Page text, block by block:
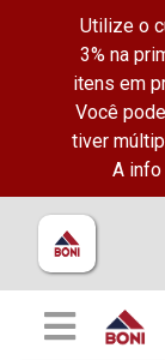
Utilize o
3% na
itens em
Você
tiver
A info